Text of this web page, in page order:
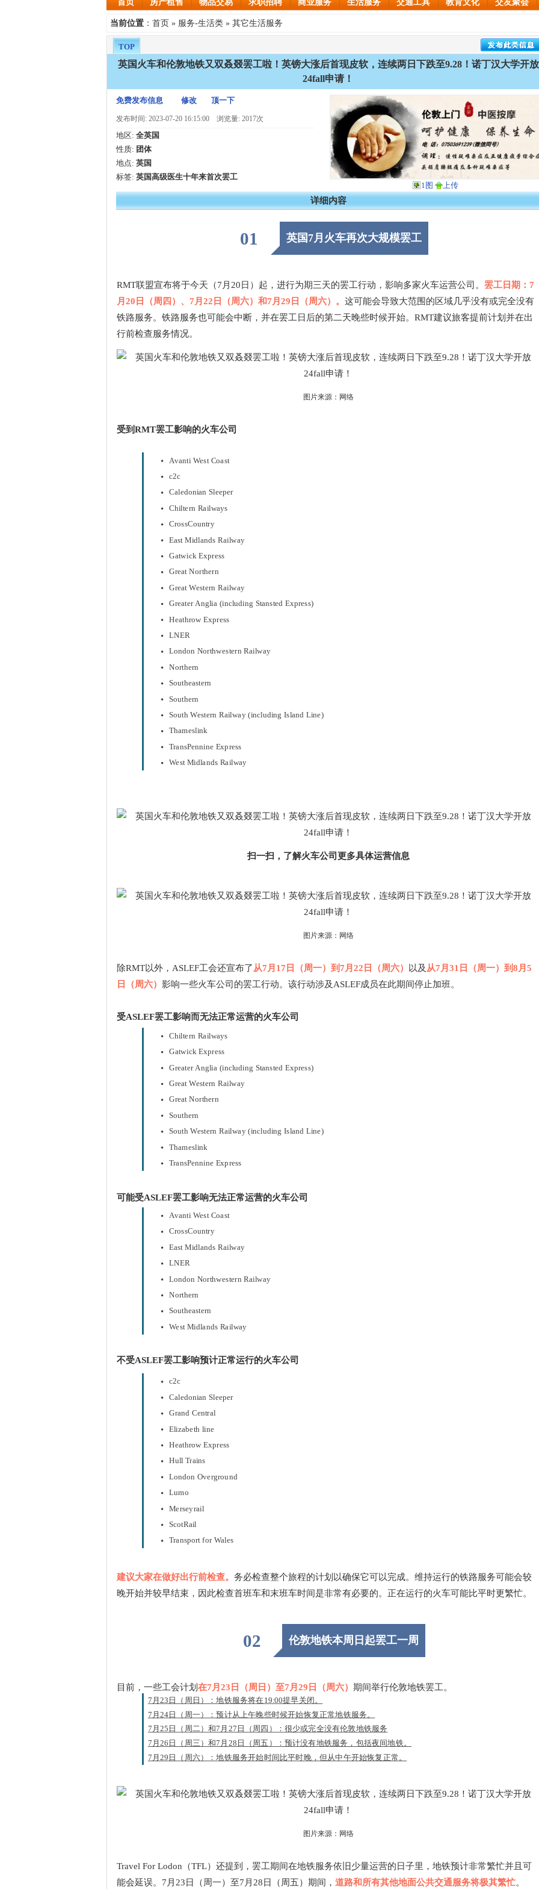
首页 房产租售 物品交易 求职招聘 商业服务 生活服务 交通工具 教育文化 交友聚会
当前位置 ： 首页 » 服务-生活类 » 其它生活服务
TOP
英国火车和伦敦地铁又双叒叕罢工啦！英镑大涨后首现皮软，连续两日下跌至9.28！诺丁汉大学开放
24fall申请！
免费发布信息 修改 顶一下
发布时间: 2023-07-20 16:15:00 浏览量: 2017次
地区: 全英国
性质: 团体
地点: 英国
标签: 英国高级医生十年来首次罢工
1图
上传
详细内容
01 英国7月火车再次大规模罢工
RMT联盟宣布将于今天（7月20日）起，进行为期三天的罢工行动，影响多家火车运营公司。 罢工日期：7
月20日（周四）、7月22日（周六）和7月29日（周六）。 这可能会导致大范围的区域几乎没有或完全没有
铁路服务。铁路服务也可能会中断，并在罢工日后的第二天晚些时候开始。RMT建议旅客提前计划并在出
行前检查服务情况。
图片来源：网络
受到RMT罢工影响的火车公司
Avanti West Coast
c2c
Caledonian Sleeper
Chiltern Railways
CrossCountry
East Midlands Railway
Gatwick Express
Great Northern
Great Western Railway
Greater Anglia (including Stansted Express)
Heathrow Express
LNER
London Northwestern Railway
Northern
Southeastern
Southern
South Western Railway (including Island Line)
Thameslink
TransPennine Express
West Midlands Railway
扫一扫，了解火车公司更多具体运营信息
图片来源：网络
除RMT以外，ASLEF工会还宣布了从7月17日（周一）到7月22日（周六） 以及 从7月31日（周一）到8月5
日（周六） 影响一些火车公司的罢工行动。该行动涉及ASLEF成员在此期间停止加班。
受ASLEF罢工影响而无法正常运营的火车公司
Chiltern Railways
Gatwick Express
Greater Anglia (including Stansted Express)
Great Western Railway
Great Northern
Southern
South Western Railway (including Island Line)
Thameslink
TransPennine Express
可能受ASLEF罢工影响无法正常运营的火车公司
Avanti West Coast
CrossCountry
East Midlands Railway
LNER
London Northwestern Railway
Northern
Southeastern
West Midlands Railway
不受ASLEF罢工影响预计正常运行的火车公司
c2c
Caledonian Sleeper
Grand Central
Elizabeth line
Heathrow Express
Hull Trains
London Overground
Lumo
Merseyrail
ScotRail
Transport for Wales
建议大家在做好出行前检查。 务必检查整个旅程的计划以确保它可以完成。维持运行的铁路服务可能会较
晚开始并较早结束，因此检查首班车和末班车时间是非常有必要的。正在运行的火车可能比平时更繁忙。
02 伦敦地铁本周日起罢工一周
目前，一些工会计划在7月23日（周日）至7月29日（周六） 期间举行伦敦地铁罢工。
7月23日（周日）：地铁服务将在19:00提早关闭。
7月24日（周一）：预计从上午晚些时候开始恢复正常地铁服务。
7月25日（周二）和7月27日（周四）：很少或完全没有伦敦地铁服务
7月26日（周三）和7月28日（周五）：预计没有地铁服务，包括夜间地铁。
7月29日（周六）：地铁服务开始时间比平时晚，但从中午开始恢复正常。
图片来源：网络
Travel For Lodon（TFL）还提到，罢工期间在地铁服务依旧少量运营的日子里，地铁预计非常繁忙并且可
能会延误。7月23日（周一）至7月28日（周五）期间， 道路和所有其他地面公共交通服务将极其繁忙。